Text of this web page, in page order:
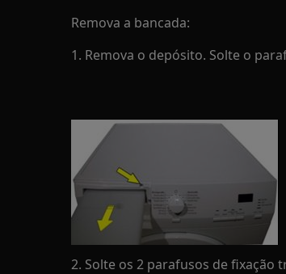
Remova a bancada:
1. Remova o depósito. Solte o
2. Solte os 2 parafusos de fixação